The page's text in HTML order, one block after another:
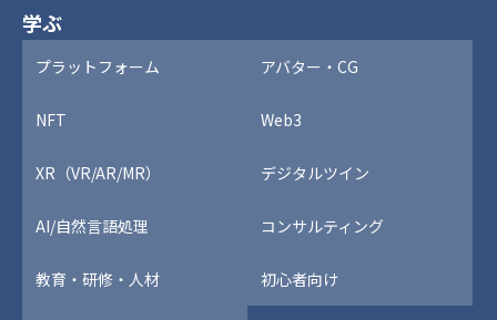
学ぶ
プラットフォーム アバター・CG
NFT Web3
XR（VR/AR/MR） デジタルツイン
AI/自然言語処理 コンサルティング
教育・研修・人材 初心者向け